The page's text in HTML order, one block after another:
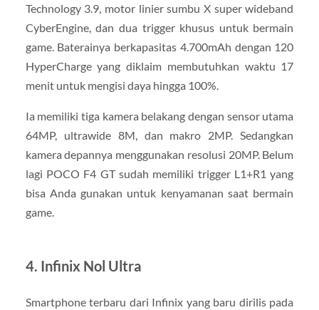
Technology 3.9, motor linier sumbu X super wideband
CyberEngine, dan dua trigger khusus untuk bermain
game. Baterainya berkapasitas 4.700mAh dengan 120
HyperCharge yang diklaim membutuhkan waktu 17
menit untuk mengisi daya hingga 100%.
Ia memiliki tiga kamera belakang dengan sensor utama
64MP, ultrawide 8M, dan makro 2MP. Sedangkan
kamera depannya menggunakan resolusi 20MP. Belum
lagi POCO F4 GT sudah memiliki trigger L1+R1 yang
bisa Anda gunakan untuk kenyamanan saat bermain
game.
4. Infinix Nol Ultra
Smartphone terbaru dari Infinix yang baru dirilis pada